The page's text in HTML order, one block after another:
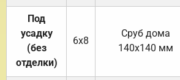
Под
усадку
(без
отделки)
6х8
Cруб дома
140х140 мм